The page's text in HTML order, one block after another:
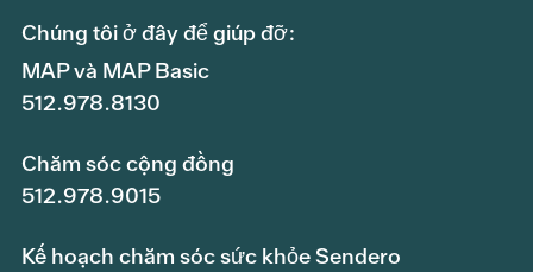
Chúng tôi ở đây để giúp đỡ:
MAP và MAP Basic
512.978.8130
Chăm sóc cộng đồng
512.978.9015
Kế hoạch chăm sóc sức khỏe Sendero